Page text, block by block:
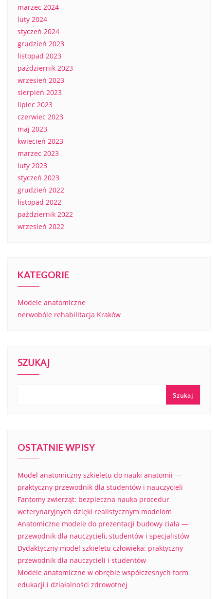
marzec 2024
luty 2024
styczeń 2024
grudzień 2023
listopad 2023
październik 2023
wrzesień 2023
sierpień 2023
lipiec 2023
czerwiec 2023
maj 2023
kwiecień 2023
marzec 2023
luty 2023
styczeń 2023
grudzień 2022
listopad 2022
październik 2022
wrzesień 2022
KATEGORIE
Modele anatomiczne
nerwobóle rehabilitacja Kraków
SZUKAJ
Szukaj
OSTATNIE WPISY
Model anatomiczny szkieletu do nauki anatomii —
praktyczny przewodnik dla studentów i nauczycieli
Fantomy zwierząt: bezpieczna nauka procedur
weterynaryjnych dzięki realistycznym modelom
Anatomiczne modele do prezentacji budowy ciała —
przewodnik dla nauczycieli, studentów i specjalistów
Dydaktyczny model szkieletu człowieka: praktyczny
przewodnik dla nauczycieli i studentów
Modele anatomiczne w obrębie współczesnych form
edukacji i działalności zdrowotnej